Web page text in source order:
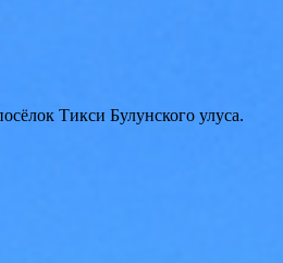
Тикси Булунского улуса.